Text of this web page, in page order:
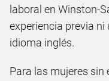
laboral en Winston-
experiencia previa ni
idioma inglés.
Para las mujeres sin